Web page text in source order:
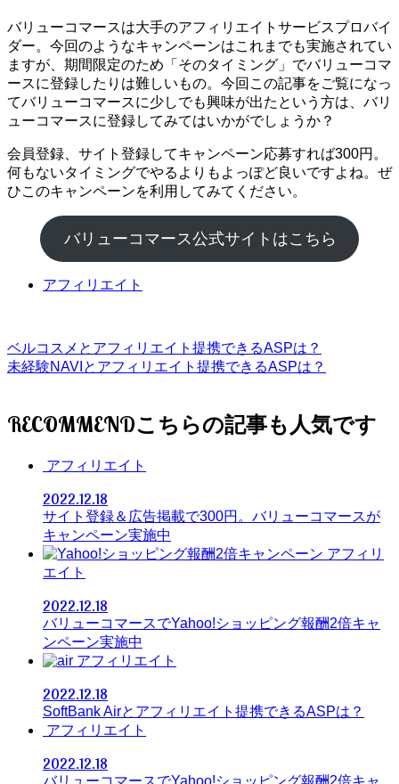
バリューコマースは大手のアフィリエイトサービスプロバイ
ダー。今回のようなキャンペーンはこれまでも実施されてい
ますが、期間限定のため「そのタイミング」でバリューコマ
ースに登録したりは難しいもの。今回この記事をご覧になっ
てバリューコマースに少しでも興味が出たという方は、バリ
ューコマースに登録してみてはいかがでしょうか？
会員登録、サイト登録してキャンペーン応募すれば300円。
何もないタイミングでやるよりもよっぽど良いですよね。ぜ
ひこのキャンペーンを利用してみてください。
バリューコマース公式サイトはこちら
アフィリエイト
ベルコスメとアフィリエイト提携できるASPは？
未経験NAVIとアフィリエイト提携できるASPは？
RECOMMEND
アフィリエイト
2022.12.18
サイト登録＆広告掲載で300円。バリューコマースが
キャンペーン実施中
アフィリ
エイト
2022.12.18
バリューコマースでYahoo!ショッピング報酬2倍キャ
ンペーン実施中
アフィリエイト
2022.12.18
SoftBank Airとアフィリエイト提携できるASPは？
アフィリエイト
2022.12.18